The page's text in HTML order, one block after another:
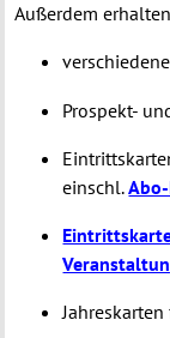
Außerdem
Prospekt-
einschl.